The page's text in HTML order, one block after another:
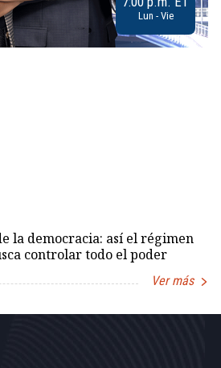
Lun - Vie
la democracia: así el régimen
controlar todo el poder
Ver más